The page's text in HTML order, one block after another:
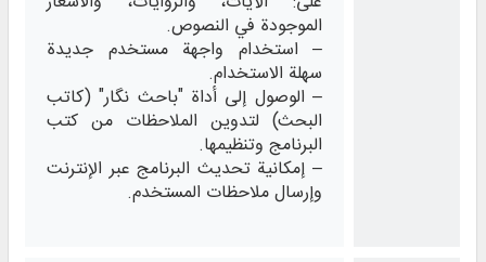
الموجودة في النصوص.
– استخدام واجهة مستخدم جديدة
سهلة الاستخدام.
– الوصول إلى أداة "باحث نگار" (كاتب
البحث) لتدوين الملاحظات من كتب
البرنامج وتنظيمها.
– إمكانية تحديث البرنامج عبر الإنترنت
وإرسال ملاحظات المستخدم.